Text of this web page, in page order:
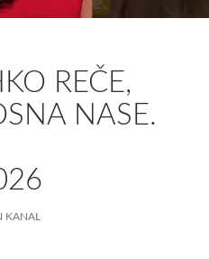
REČE,
NASE.
KANAL